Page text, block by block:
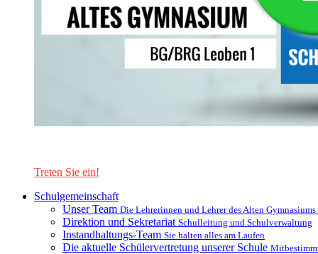
Treten Sie ein!
Schulgemeinschaft
Unser Team Die Lehrerinnen und Lehrer des Alten
Direktion und Sekretariat Schulleitung und Schulverwaltung
Instandhaltungs-Team Sie halten alles am Laufen
Die aktuelle Schülervertretung unserer Schule